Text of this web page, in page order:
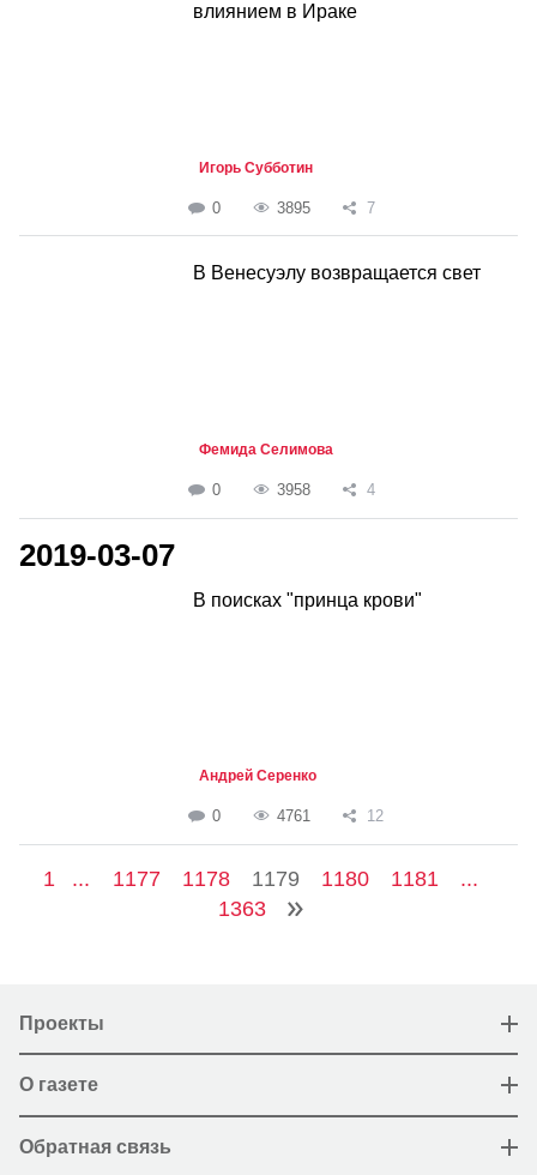
влиянием в Ираке
Игорь Субботин
0 3895 7
В Венесуэлу возвращается свет
Фемида Селимова
0 3958 4
2019-03-07
В поисках "принца крови"
Андрей Серенко
0 4761 12
1 ... 1177 1178 1179 1180 1181
...
1363
Проекты
О газете
Обратная связь